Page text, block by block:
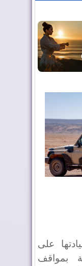
على
بمواقف